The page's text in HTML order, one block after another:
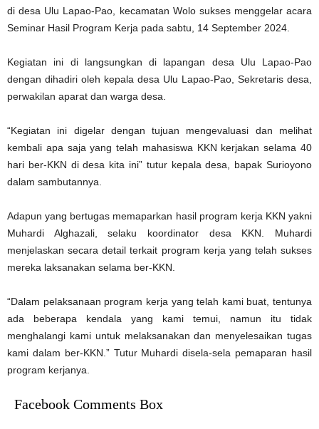
di desa Ulu Lapao-Pao, kecamatan Wolo sukses menggelar acara
Seminar Hasil Program Kerja pada sabtu, 14 September 2024.
Kegiatan ini di langsungkan di lapangan desa Ulu Lapao-Pao
dengan dihadiri oleh kepala desa Ulu Lapao-Pao, Sekretaris desa,
perwakilan aparat dan warga desa.
“Kegiatan ini digelar dengan tujuan mengevaluasi dan melihat
kembali apa saja yang telah mahasiswa KKN kerjakan selama 40
hari ber-KKN di desa kita ini” tutur kepala desa, bapak Surioyono
dalam sambutannya.
Adapun yang bertugas memaparkan hasil program kerja KKN yakni
Muhardi Alghazali, selaku koordinator desa KKN. Muhardi
menjelaskan secara detail terkait program kerja yang telah sukses
mereka laksanakan selama ber-KKN.
“Dalam pelaksanaan program kerja yang telah kami buat, tentunya
ada beberapa kendala yang kami temui, namun itu tidak
menghalangi kami untuk melaksanakan dan menyelesaikan tugas
kami dalam ber-KKN.” Tutur Muhardi disela-sela pemaparan hasil
program kerjanya.
Facebook Comments Box